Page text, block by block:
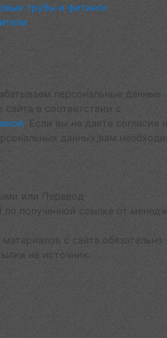
трубы и фитинги
персональные данные
сайта в соответствии с
. Если вы не даете согласия
данных,вам
с сайта обязательно
на источник.